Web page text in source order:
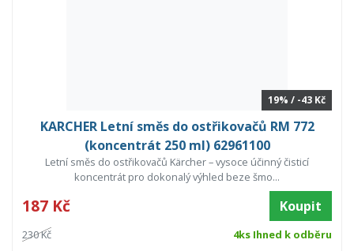
19% / -43 Kč
KARCHER Letní směs do ostřikovačů RM 772
(koncentrát 250 ml) 62961100
Letní směs do ostřikovačů Kärcher – vysoce účinný čisticí
koncentrát pro dokonalý výhled beze šmo...
187 Kč Koupit
230 Kč 4ks Ihned k odběru